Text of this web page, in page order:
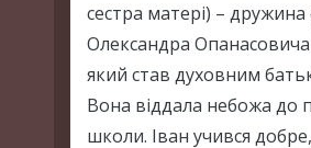
сестра матері) – дружина
Олександра
який став духовним
Вона віддала небожа до
школи. Іван учився